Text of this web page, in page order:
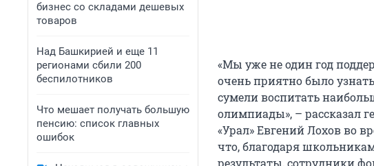
бизнес со складами дешевых
товаров
Над Башкирией и еще 11
регионами сбили 200
беспилотников
Что мешает получать большую
пенсию: список главных
ошибок
«Мы уже не один год
очень приятно было
сумели воспитать
олимпиады», – рассказал
«Урал» Евгений Лохов во
что, благодаря
результаты, сотрудники